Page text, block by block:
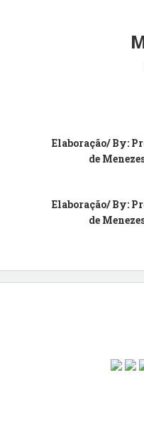
Elaboração/By:
de
Elaboração/By:
de